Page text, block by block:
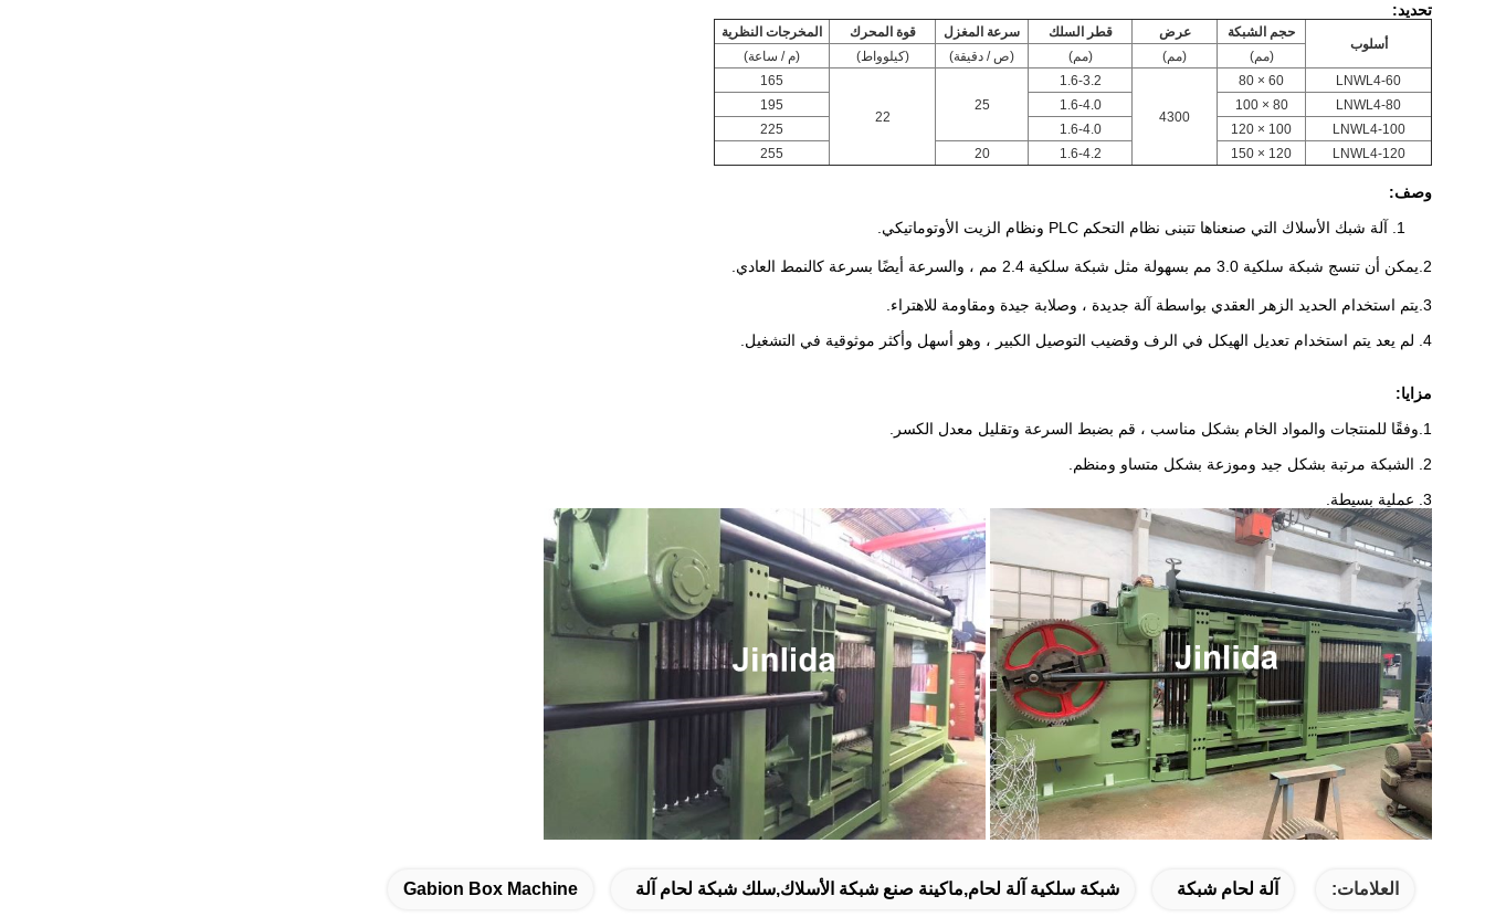
تحديد:
أسلوب
حجم الشبكة عرض قطر السلك سرعة المغزل قوة المحرك
المخرجات النظرية
(مم)
(مم) (مم) (ص / دقيقة) (كيلوواط)
(م / ساعة)
LNWL4-60
60 × 80
4300
1.6-3.2
25
22
165
LNWL4-80
80 × 100
1.6-4.0
195
LNWL4-100
100 × 120
1.6-4.0
225
LNWL4-120
120 × 150
1.6-4.2
20
255
وصف:
1. آلة شبك الأسلاك التي صنعناها تتبنى نظام التحكم PLC ونظام الزيت الأوتوماتيكي.
2. يمكن أن تنسج شبكة سلكية 3.0 مم بسهولة مثل شبكة سلكية 2.4 مم ، والسرعة أيضًا بسرعة كالنمط العادي.
3.يتم استخدام الحديد الزهر العقدي بواسطة آلة جديدة ، وصلابة جيدة ومقاومة للاهتراء.
4. لم يعد يتم استخدام تعديل الهيكل في الرف وقضيب التوصيل الكبير ، وهو أسهل وأكثر موثوقية في التشغيل.
مزايا:
1.وفقًا للمنتجات والمواد الخام بشكل مناسب ، قم بضبط السرعة وتقليل معدل الكسر.
2. الشبكة مرتبة بشكل جيد وموزعة بشكل متساو ومنظم.
3. عملية بسيطة.
العلامات: آلة لحام شبكة شبكة سلكية آلة لحام,ماكينة صنع شبكة الأسلاك,سلك شبكة لحام آلة Gabion Box Machine